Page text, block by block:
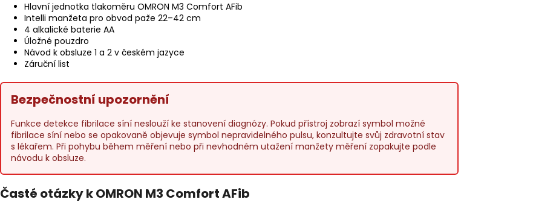
Hlavní jednotka tlakoměru OMRON M3 Comfort AFib
Intelli manžeta pro obvod paže 22–42 cm
4 alkalické baterie AA
Úložné pouzdro
Návod k obsluze 1 a 2 v českém jazyce
Záruční list
Bezpečnostní upozornění
Funkce detekce fibrilace síní neslouží ke stanovení diagnózy. Pokud přístroj zobrazí symbol možné
fibrilace síní nebo se opakovaně objevuje symbol nepravidelného pulsu, konzultujte svůj zdravotní stav
s lékařem. Při pohybu během měření nebo při nevhodném utažení manžety měření zopakujte podle
návodu k obsluze.
Časté otázky k OMRON M3 Comfort AFib